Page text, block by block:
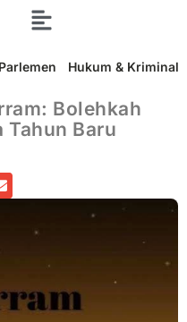
Parlemen Hukum & Kriminal
Bolehkah
Tahun Baru